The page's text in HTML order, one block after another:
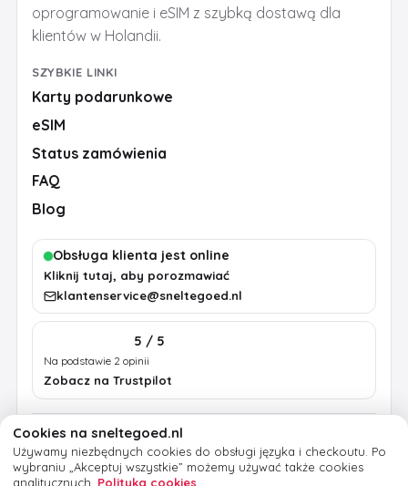
oprogramowanie i eSIM z szybką dostawą dla
klientów w Holandii.
SZYBKIE LINKI
Karty podarunkowe
eSIM
Status zamówienia
FAQ
Blog
Obsługa klienta jest online
Kliknij tutaj, aby porozmawiać
klantenservice@sneltegoed.nl
5 / 5
Na podstawie 2 opinii
Zobacz na Trustpilot
RegulaminPrywatność
Informacje prawne
Cookies na sneltegoed.nl
Używamy niezbędnych cookies do obsługi języka i checkoutu. Po
wybraniu „Akceptuj wszystkie” możemy używać także cookies
analitycznych. Polityka cookies